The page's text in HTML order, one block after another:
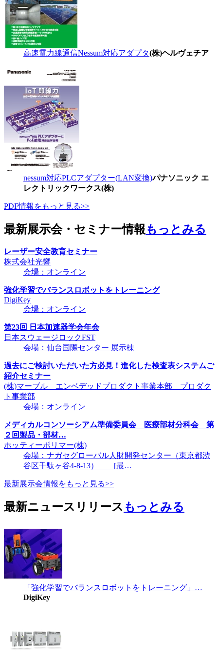
高速電力線通信Nessum対応アダプタ(株)ヘルヴェチア
nessum対応PLCアダプター(LAN変換)パナソニック エ
レクトリックワークス(株)
PDF情報をもっと見る>>
最新展示会・セミナー情報もっとみる
レーザー安全教育セミナー
株式会社光響
会場：オンライン
強化学習でバランスロボットをトレーニング
DigiKey
会場：オンライン
第23回 日本加速器学会年会
日本スウェージロックFST
会場：仙台国際センター 展示棟
過去にご検討いただいた方必見！進化した検査表システムご
紹介セミナー
(株)マーブル エンベデッドプロダクト事業本部 プロダク
ト事業部
会場：オンライン
メディカルコンソーシアム準備委員会 医療部材分科会 第
２回製品・部材…
ホッティーポリマー(株)
会場：ナガセグローバル人財開発センター（東京都渋
谷区千駄ヶ谷4-8-13） [最…
最新展示会情報をもっと見る>>
最新ニュースリリース もっとみる
「強化学習でバランスロボットをトレーニング」…
DigiKey